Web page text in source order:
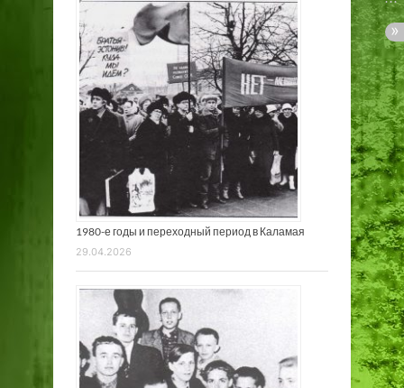
1980-е годы и переходный период в Каламая
29.04.2026